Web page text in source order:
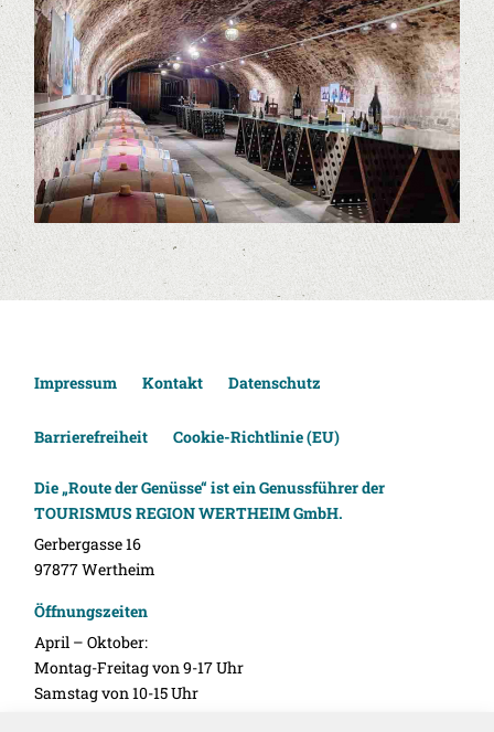
Impressum Kontakt Datenschutz
Barrierefreiheit Cookie-Richtlinie (EU)
Die „Route der Genüsse“ ist ein Genussführer der
TOURISMUS REGION WERTHEIM GmbH.
Gerbergasse 16
97877 Wertheim
Öffnungszeiten
April – Oktober:
Montag-Freitag von 9-17 Uhr
Samstag von 10-15 Uhr